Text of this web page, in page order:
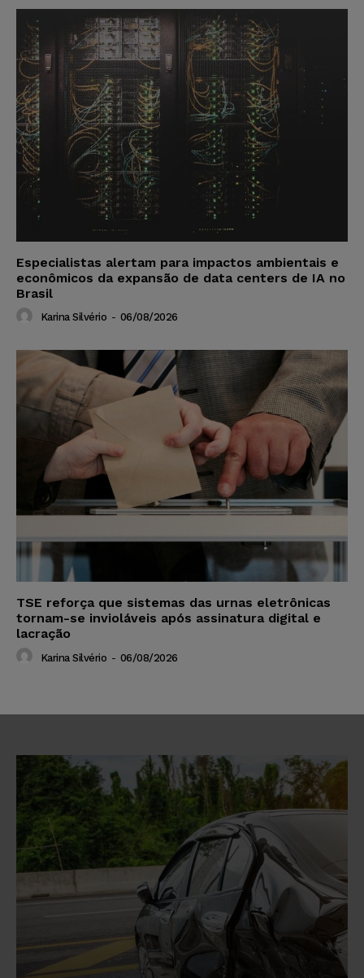
Especialistas alertam para impactos ambientais e
econômicos da expansão de data centers de IA no
Brasil
Karina Silvério - 06/08/2026
TSE reforça que sistemas das urnas eletrônicas
tornam-se invioláveis após assinatura digital e
lacração
Karina Silvério - 06/08/2026